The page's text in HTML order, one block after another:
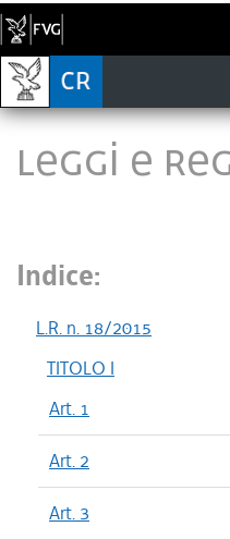
LEGGI E
Indice:
L.R. n. 18/2015
TITOLO I
Art. 1
Art. 2
Art. 3